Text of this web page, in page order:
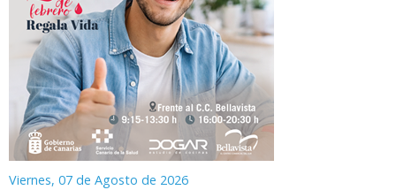
Viernes, 07 de Agosto de 2026